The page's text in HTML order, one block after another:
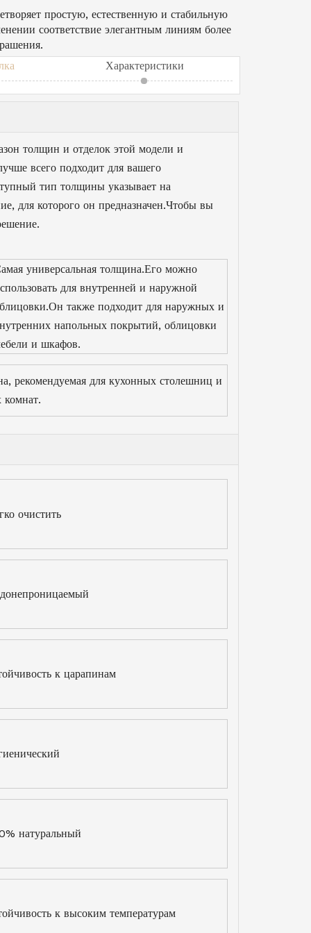
простую, естественную и стабильную
соответствие элегантным линиям более
Характеристики
толщин и отделок этой модели и
всего подходит для вашего
тип толщины указывает на
для которого он предназначен.Чтобы вы
универсальная толщина.Его можно
для внутренней и наружной
также подходит для наружных и
напольных покрытий, облицовки
и шкафов.
рекомендуемая для кухонных столешниц и
очистить
к царапинам
натуральный
к высоким температурам